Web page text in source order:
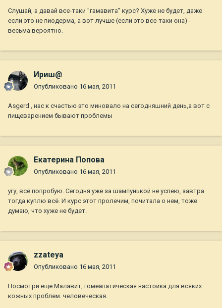
Слушай, а давай все-таки "гамавита" курс? Хуже не будет, даже
если это не пиодерма, а вот лучше (если это все-таки она) -
весьма вероятно.
Ириш@
Опубликовано 16 мая, 2011
Asgerd , нас к счастью это миновало на сегодняшний день,а вот с
пищеварением бывают проблемы
Екатерина Попова
Опубликовано 16 мая, 2011
угу, всё попробую. Сегодня уже за шампунькой не успею, завтра
тогда куплю всё. И курс этот пролечим, почитала о нем, тоже
думаю, что хуже не будет.
zzateya
Опубликовано 16 мая, 2011
Посмотри ещё Малавит, гомеапатическая настойка для всяких
кожных проблем. человеческая.